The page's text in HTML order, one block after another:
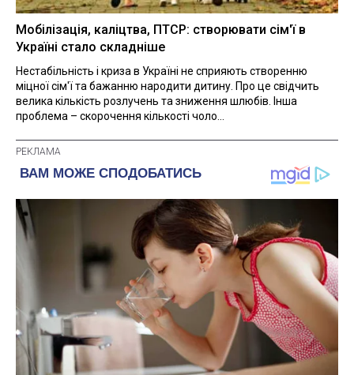
Мобілізація, каліцтва, ПТСР: створювати сім'ї в
Україні стало складніше
Нестабільність і криза в Україні не сприяють створенню
міцної сім'ї та бажанню народити дитину. Про це свідчить
велика кількість розлучень та зниження шлюбів. Інша
проблема – скорочення кількості чоло...